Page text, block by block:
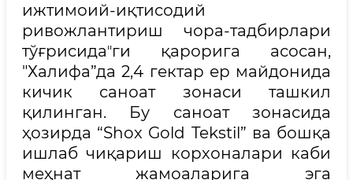
ижтимоий-иқтисодий
ривожлантириш чора-тадбирлари
тўғрисидаʼʼги қарорига асосан,
"Халифа”да 2,4 гектар ер майдонида
кичик саноат зонаси ташкил
қилинган. Бу саноат зонасида
ҳозирда “Shox Gold Tekstil” ва бошқа
ишлаб чиқариш корхоналари каби
меҳнат жамоаларига эга